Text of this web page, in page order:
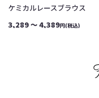
ケミカルレースブラウス
3,289 ～ 4,389円(税込)